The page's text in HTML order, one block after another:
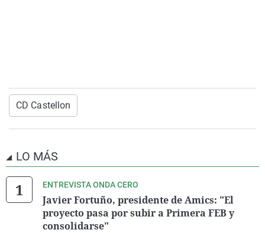
CD Castellon
LO MÁS
ENTREVISTA ONDA CERO
Javier Fortuño, presidente de Amics: "El
proyecto pasa por subir a Primera FEB y
consolidarse"